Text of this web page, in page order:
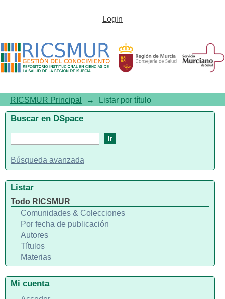
Listar por títuloLogin
RICSMUR Principal → Listar por título
Buscar en DSpace
Búsqueda avanzada
Listar
Todo RICSMUR
Comunidades & Colecciones
Por fecha de publicación
Autores
Títulos
Materias
Mi cuenta